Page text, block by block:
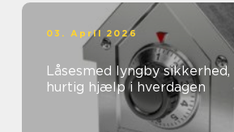
03. April 2026
Låsesmed lyngby sikkerhed, tryghed og
hurtig hjælp i hverdagen